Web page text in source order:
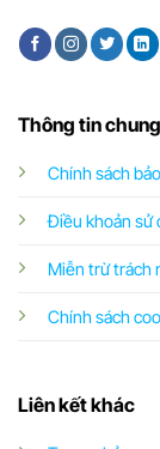
Thông tin chung
Chính sách
Điều khoản sử
Miễn trừ trách
Chính sách
Liên kết khác